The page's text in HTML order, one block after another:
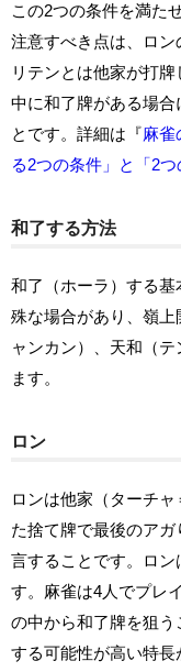
この2つの条件を満た
注意すべき点は、ロ
リテンとは他家が打
中に和了牌がある場合
とです。詳細は『麻雀
る2つの条件」と「2つ
和了する方法
和了（ホーラ）する
殊な場合があり、嶺
ャンカン）、天和（
ます。
ロン
ロンは他家（ターチ
た捨て牌で最後のア
言することです。ロ
す。麻雀は4人でプレ
の中から和了牌を狙
する可能性が高い特長